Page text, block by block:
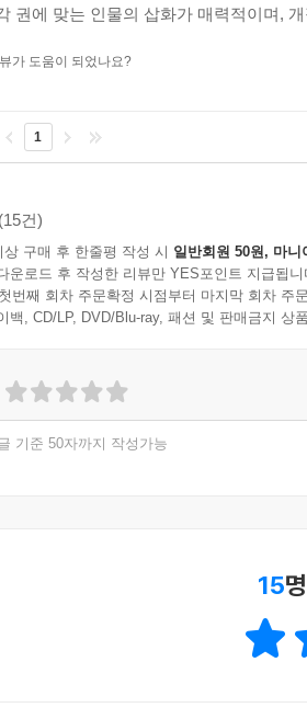
권에 맞는 인물의 삽화가 매력적이며,
가 도움이 되었나요?
1
(15건)
상 구매 후 한줄평 작성 시 일반회원 50원, 마니
운로드 후 작성한 리뷰만 YES포인트 지급됩니
번째 회차 주문확정 시점부터 마지막 회차 주
백, CD/LP, DVD/Blu-ray, 패션 및 판매금지 상
기준 50자까지 작성가능
15